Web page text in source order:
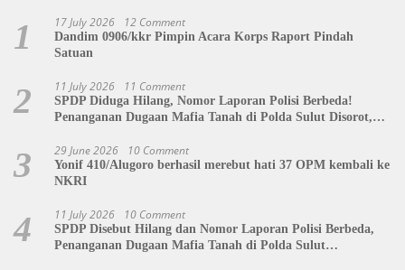
1 17 July 2026 12 Comment
Dandim 0906/kkr Pimpin Acara Korps Raport Pindah
Satuan
2 11 July 2026 11 Comment
SPDP Diduga Hilang, Nomor Laporan Polisi Berbeda!
Penanganan Dugaan Mafia Tanah di Polda Sulut Disorot,
3 29 June 2026 10 Comment
Yonif 410/Alugoro berhasil merebut hati 37 OPM kembali ke
NKRI
4 11 July 2026 10 Comment
SPDP Disebut Hilang dan Nomor Laporan Polisi Berbeda,
Penanganan Dugaan Mafia Tanah di Polda Sulut